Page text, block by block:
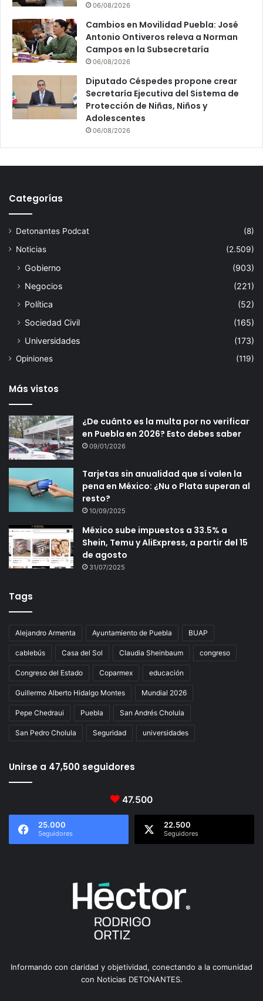
06/08/2026
Cambios en Movilidad Puebla: José
Antonio Ontiveros releva a Norman
Campos en la Subsecretaría
06/08/2026
Diputado Céspedes propone crear
Secretaría Ejecutiva del Sistema de
Protección de Niñas, Niños y
Adolescentes
06/08/2026
Categorías
Detonantes Podcat
(8)
Noticias
(2.509)
Gobierno
(903)
Negocios
(221)
Política
(52)
Sociedad Civil
(165)
Universidades
(173)
Opiniones (119)
Más vistos
¿De cuánto es la multa por no verificar
en Puebla en 2026? Esto debes saber
09/01/2026
Tarjetas sin anualidad que sí valen la
pena en México: ¿Nu o Plata superan al
resto?
10/09/2025
México sube impuestos a 33.5% a
Shein, Temu y AliExpress, a partir del 15
de agosto
31/07/2025
Tags
Alejandro Armenta Ayuntamiento de Puebla BUAP
cablebús Casa del Sol Claudia Sheinbaum congreso
Congreso del Estado Coparmex educación
Guillermo Alberto Hidalgo Montes Mundial 2026
Pepe Chedraui Puebla San Andrés Cholula
San Pedro Cholula Seguridad universidades
Unirse a 47,500 seguidores
47.500
25.000
Seguidores
22.500
Seguidores
Informando con claridad y objetividad, conectando a la comunidad
con Noticias DETONANTES.